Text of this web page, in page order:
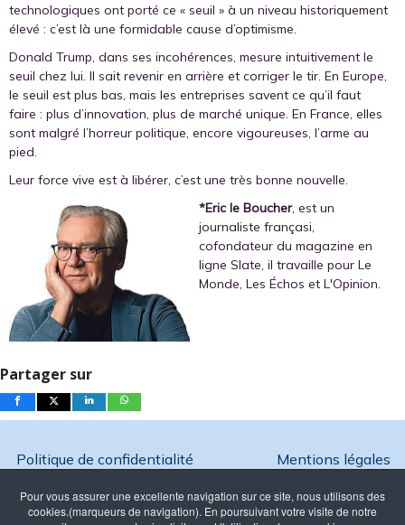
Pour vous assurer une excellente navigation sur ce site, nous utilisons des
cookies.(marqueurs de navigation). En poursuivant votre visite de notre
technologiques ont porté ce « seuil » à un niveau historiquement
élevé : c’est là une formidable cause d’optimisme.
Donald Trump, dans ses incohérences, mesure intuitivement le
seuil chez lui. Il sait revenir en arrière et corriger le tir. En Europe,
le seuil est plus bas, mais les entreprises savent ce qu’il faut
faire : plus d’innovation, plus de marché unique. En France, elles
sont malgré l’horreur politique, encore vigoureuses, l’arme au
pied.
Leur force vive est à libérer, c’est une très bonne nouvelle.
*Eric le Boucher, est un
journaliste françasi,
cofondateur du magazine en
ligne Slate, il travaille pour Le
Monde, Les Échos et L'Opinion.
Partager sur
Politique de confidentialité Mentions légales